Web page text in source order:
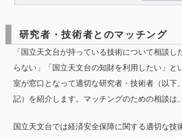
研究者・技術者とのマッチング
「国立天文台が持っている技術について相談し
らない」「国立天文台の知財を利用したい」と
室が窓口となって適切な研究者・技術者（以下
記）を紹介します。マッチングのための相談は
国立天文台では経済安全保障に関する適切な技